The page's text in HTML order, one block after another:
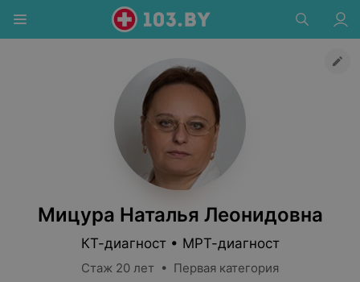
Мицура Наталья Леонидовна
КТ-диагност • МРТ-диагност
Стаж 20 лет • Первая категория